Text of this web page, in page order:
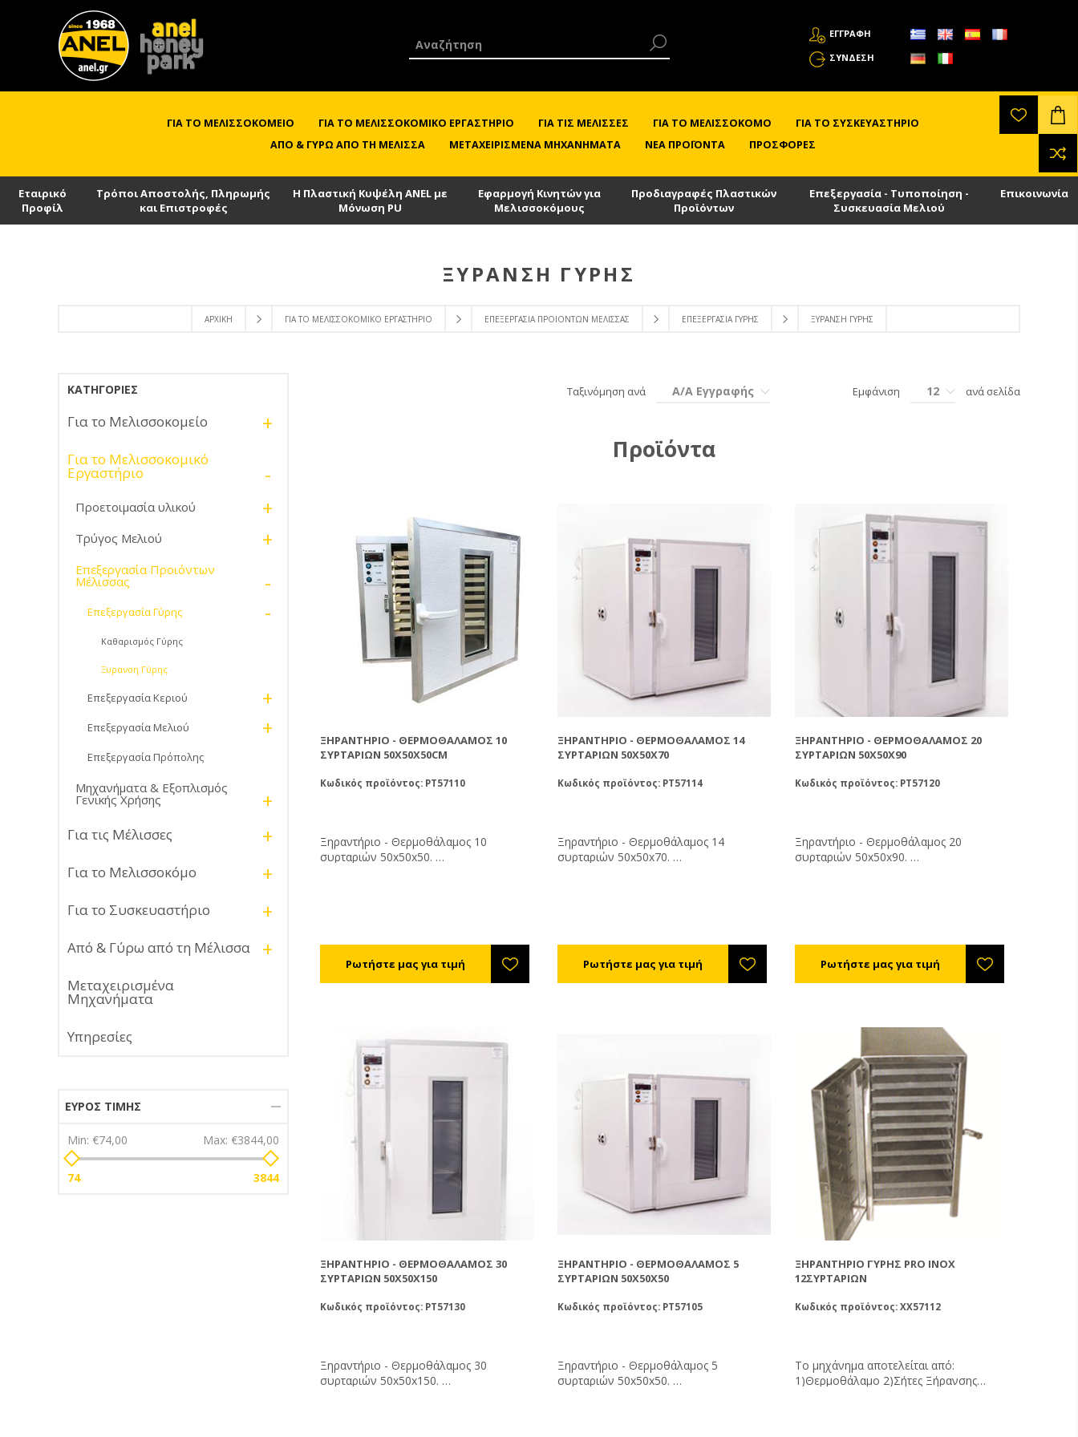
ΕΓΓΡΑΦΗ
ΣΎΝΔΕΣΗ
ΓΙΑ ΤΟ ΜΕΛΙΣΣΟΚΟΜΕΊΟ ΓΙΑ ΤΟ ΜΕΛΙΣΣΟΚΟΜΙΚΌ ΕΡΓΑΣΤΉΡΙΟ ΓΙΑ ΤΙΣ ΜΈΛΙΣΣΕΣ ΓΙΑ ΤΟ ΜΕΛΙΣΣΟΚΌΜΟ
ΓΙΑ ΤΟ ΣΥΣΚΕΥΑΣΤΉΡΙΟ
ΑΠΌ & ΓΎΡΩ ΑΠΌ ΤΗ ΜΈΛΙΣΣΑ
ΜΕΤΑΧΕΙΡΙΣΜΈΝΑ ΜΗΧΑΝΉΜΑΤΑ ΝΈΑ ΠΡΟΪΌΝΤΑ ΠΡΟΣΦΟΡΈΣ
Εταιρικό
Προφίλ
Τρόποι Αποστολής, Πληρωμής
και Επιστροφές
Η Πλαστική Κυψέλη ANEL με
Μόνωση PU
Εφαρμογή Κινητών για
Μελισσοκόμους
Προδιαγραφές Πλαστικών
Προϊόντων
Επεξεργασία - Τυποποίηση -
Συσκευασία Μελιού
Επικοινωνία
ΑΡΧΙΚΉ ΓΙΑ ΤΟ ΜΕΛΙΣΣΟΚΟΜΙΚΌ ΕΡΓΑΣΤΉΡΙΟ ΕΠΕΞΕΡΓΑΣΊΑ ΠΡΟΙΌΝΤΩΝ ΜΈΛΙΣΣΑΣ ΕΠΕΞΕΡΓΑΣΊΑ ΓΎΡΗΣ ΞΥΡΑΝΣΗ ΓΎΡΗΣ
ΞΥΡΑΝΣΗ ΓΎΡΗΣ
Ταξινόμηση ανά Α/Α Εγγραφής Εμφάνιση 12 ανά σελίδα
Προϊόντα
ΞΗΡΑΝΤΉΡΙΟ - ΘΕΡΜΟΘΆΛΑΜΟΣ 10
ΣΥΡΤΑΡΙΏΝ 50X50X50CM
Κωδικός προϊόντος: PT57110
Ξηραντήριο - Θερμοθάλαμος 10
συρταριών 50x50x50.
Η διάρκεια ξήρανσης είναι από 8 - 72
ώρες ανάλογα με την υγρασία, τη
ΞΗΡΑΝΤΉΡΙΟ - ΘΕΡΜΟΘΆΛΑΜΟΣ 14
ΣΥΡΤΑΡΙΩΝ 50X50X70
Κωδικός προϊόντος: PT57114
Ξηραντήριο - Θερμοθάλαμος 14
συρταριών 50x50x70.
Η διάρκεια ξήρανσης είναι από 8 - 72
ώρες ανάλογα με την υγρασία, τη
ΞΗΡΑΝΤΉΡΙΟ - ΘΕΡΜΟΘΆΛΑΜΟΣ 20
ΣΥΡΤΑΡΙΩΝ 50X50X90
Κωδικός προϊόντος: PT57120
Ξηραντήριο - Θερμοθάλαμος 20
συρταριών 50x50x90.
Η διάρκεια ξήρανσης είναι από 8 - 72
ώρες ανάλογα με την υγρασία, τη
ΞΗΡΑΝΤΉΡΙΟ - ΘΕΡΜΟΘΆΛΑΜΟΣ 30
ΣΥΡΤΑΡΙΩΝ 50Χ50Χ150
Κωδικός προϊόντος: PT57130
Ξηραντήριο - Θερμοθάλαμος 30
συρταριών 50x50x150.
ΞΗΡΑΝΤΉΡΙΟ - ΘΕΡΜΟΘΆΛΑΜΟΣ 5
ΣΥΡΤΑΡΙΩΝ 50Χ50Χ50
Κωδικός προϊόντος: PT57105
Ξηραντήριο - Θερμοθάλαμος 5
συρταριών 50x50x50.
ΞΗΡΑΝΤΉΡΙΟ ΓΎΡΗΣ PRO INOX
12ΣΥΡΤΑΡΙΏΝ
Κωδικός προϊόντος: XX57112
Το μηχάνημα αποτελείται από:
1)Θερμοθάλαμο 2)Σήτες Ξήρανσης
ΚΑΤΗΓΟΡΊΕΣ
Για το Μελισσοκομείο +
Για το Μελισσοκομικό
Εργαστήριο -
Προετοιμασία υλικού +
Τρύγος Μελιού +
Επεξεργασία Προιόντων
Μέλισσας -
Επεξεργασία Γύρης -
Καθαρισμός Γύρης
Ξυρανση Γύρης
Επεξεργασία Κεριού +
Επεξεργασία Μελιού +
Επεξεργασία Πρόπολης
Μηχανήματα & Εξοπλισμός
Γενικής Χρήσης +
Για τις Μέλισσες +
Για το Μελισσοκόμο +
Για το Συσκευαστήριο +
Από & Γύρω από τη Μέλισσα +
Μεταχειρισμένα
Μηχανήματα
Υπηρεσίες
ΕΎΡΟΣ ΤΙΜΉΣ
Min: €74,00 Max: €3844,00
74 3844